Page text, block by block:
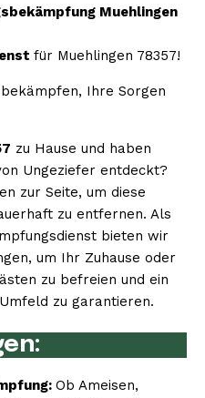
Muehlingen
für Muehlingen 78357!
Ihre Sorgen
zu Hause und haben
Ungeziefer entdeckt?
zur Seite, um diese
zu entfernen. Als
bieten wir
um Ihr Zuhause oder
zu befreien und ein
zu garantieren.
Ob Ameisen,